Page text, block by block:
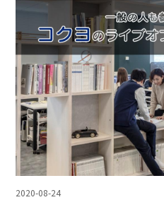
2020-08-24